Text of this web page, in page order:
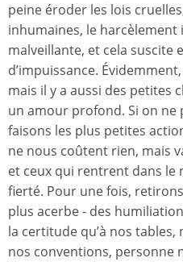
peine éroder les lois
inhumaines, le
malveillante, et cela suscite
d’impuissance.
mais il y a aussi des petites
un amour profond. Si on ne
faisons les plus petites
ne nous coûtent rien, mais
et ceux qui rentrent dans le
fierté. Pour une fois,
plus acerbe - des
la certitude qu’à nos
nos conventions, personne